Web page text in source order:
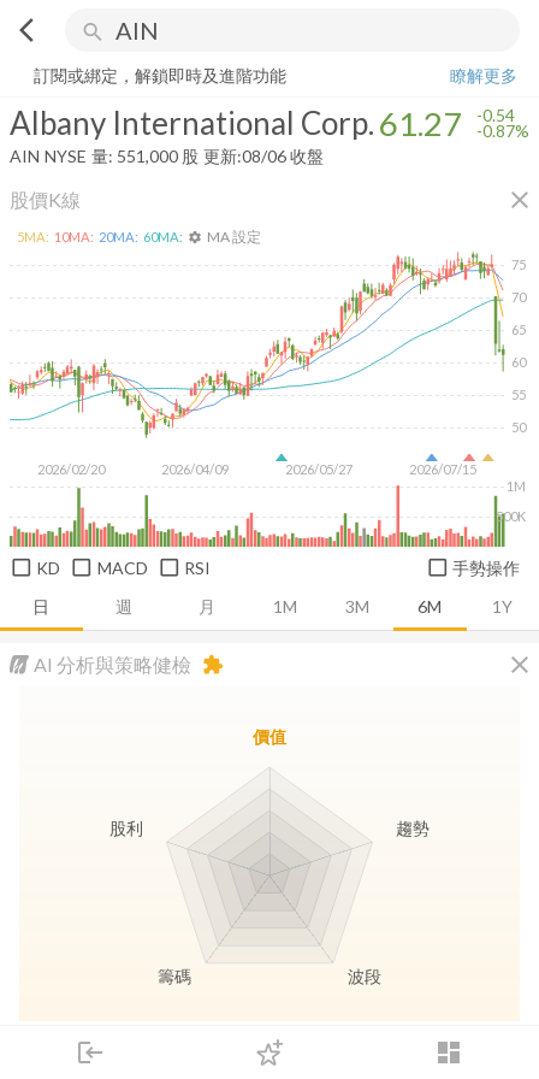
arrow_back_ios search
login dashboard
下單
Albany International Corp.
訂閱或綁定，解鎖即時及進階功能
瞭解更多
Albany International Corp.61.27 -0.54
-0.87%
AIN NYSE 量: 551,000 股 更新:08/06 收盤
股價K線 close
日 週 月 1M 3M 6M 1Y
2026/02/20 2026/04/09 2026/05/27 2026/07/15
50
55
60
65
70
75
500K
1M
5MA: 10MA: 20MA: 60MA: settings MA 設定
KD MACD RSI 手勢操作
AI 分析與策略健檢 close
extension
長線價值 存股收息
價值
趨勢
波段
籌碼
股利